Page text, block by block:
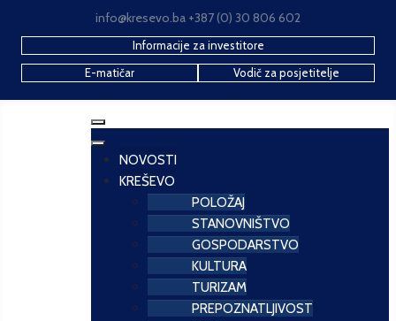
info@kresevo.ba +387 (0) 30 806 602
Informacije za investitore
E-matičar
Vodič za posjetitelje
NOVOSTI
KREŠEVO
POLOŽAJ
STANOVNIŠTVO
GOSPODARSTVO
KULTURA
TURIZAM
PREPOZNATLJIVOST